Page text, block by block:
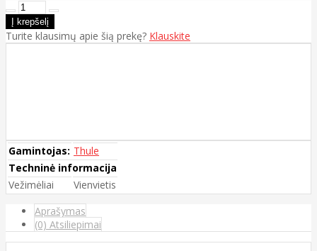
Turite klausimų apie šią prekę? Klauskite
Gamintojas: Thule
Techninė informacija
Vežimėliai
Vienvietis
Aprašymas
(0) Atsiliepimai